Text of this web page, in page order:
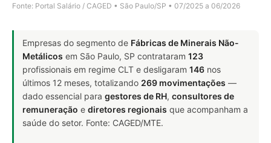
Fonte: Portal Salário / CAGED • São Paulo/SP • 07/2025 a 06/2026
Empresas do segmento de Fábricas de Minerais Não-
Metálicos em São Paulo, SP contrataram 123
profissionais em regime CLT e desligaram 146 nos
últimos 12 meses, totalizando 269 movimentações —
dado essencial para gestores de RH, consultores de
remuneração e diretores regionais que acompanham a
saúde do setor. Fonte: CAGED/MTE.